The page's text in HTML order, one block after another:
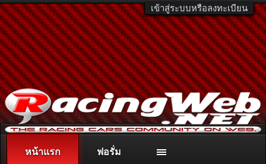
เข้าสู่ระบบหรือลงทะเบียน
ติดต่อลงโฆษณา racingweb@gmail.comหรือโทร. 081-811-1138
หน้าแรก ฟอรั่ม